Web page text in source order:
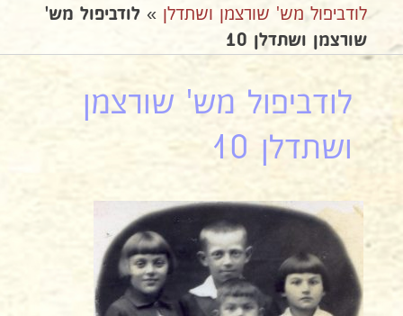
לודביפול מש' שורצמן ושתדלן » לודביפול מש'
שורצמן ושתדלן 10
לודביפול מש' שורצמן
ושתדלן 10